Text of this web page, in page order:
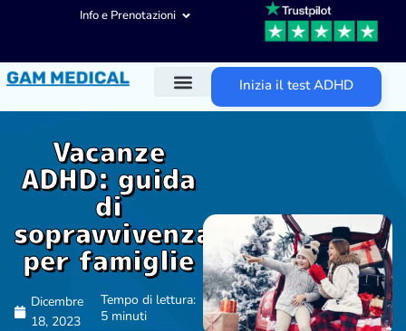
Info e Prenotazioni
Inizia il test ADHD
Vacanze
ADHD: guida
di
sopravvivenza
per famiglie
Dicembre
18, 2023
Tempo di lettura:
5 minuti